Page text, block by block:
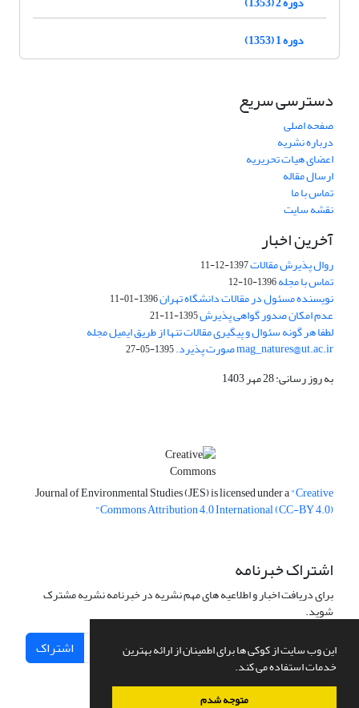
این وب سایت از کوکی ها برای اطمینان از ارائه بهترین
خدمات استفاده می کند.
متوجه شدم
دوره 1 (1353)
دسترسی سریع
صفحه اصلی
درباره نشریه
اعضای هیات تحریریه
ارسال مقاله
تماس با ما
نقشه سایت
آخرین اخبار
روال پذیرش مقالات1397-12-11
تماس با مجله1396-10-12
نویسنده مسئول در مقالات دانشگاه تهران1396-01-11
عدم امکان صدور گواهی پذیرش1395-11-21
لطفا هر گونه سئوال و پیگیری مقالات تنها از طریق ایمیل مجله
mag_natures@ut.ac.ir صورت پذیرد. 1395-05-27
به روز رسانی: 28 مهر 1403
Journal of Environmental Studies (JES) is licensed under a"Creative
Commons Attribution 4.0 International (CC-BY 4.0)"
اشتراک خبرنامه
برای دریافت اخبار و اطلاعیه های مهم نشریه در خبرنامه نشریه مشترک
شوید.
اشتراک